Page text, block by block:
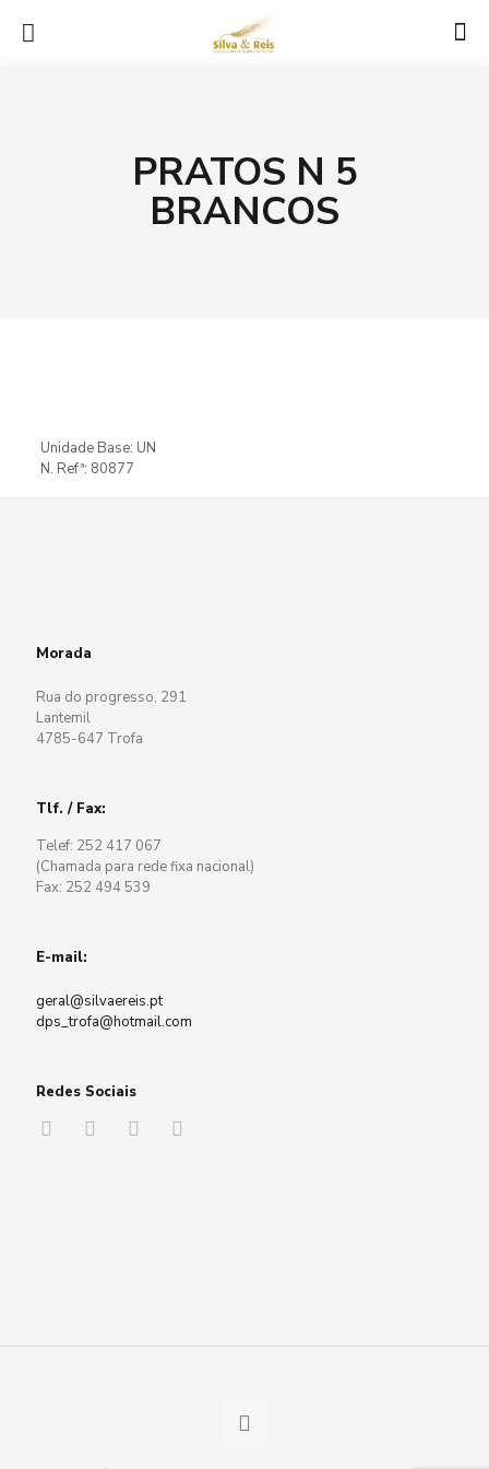
PRATOS N 5
BRANCOS
Unidade Base: UN
N. Refª: 80877
Morada
Rua do progresso, 291
Lantemil
4785-647 Trofa
Tlf. / Fax:
Telef: 252 417 067
(Chamada para rede fixa nacional)
Fax: 252 494 539
E-mail:
geral@silvaereis.pt
dps_trofa@hotmail.com
Redes Sociais